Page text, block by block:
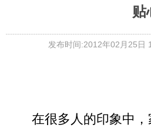
贴
发布时间:2012年02月25日
在很多人的印象中，